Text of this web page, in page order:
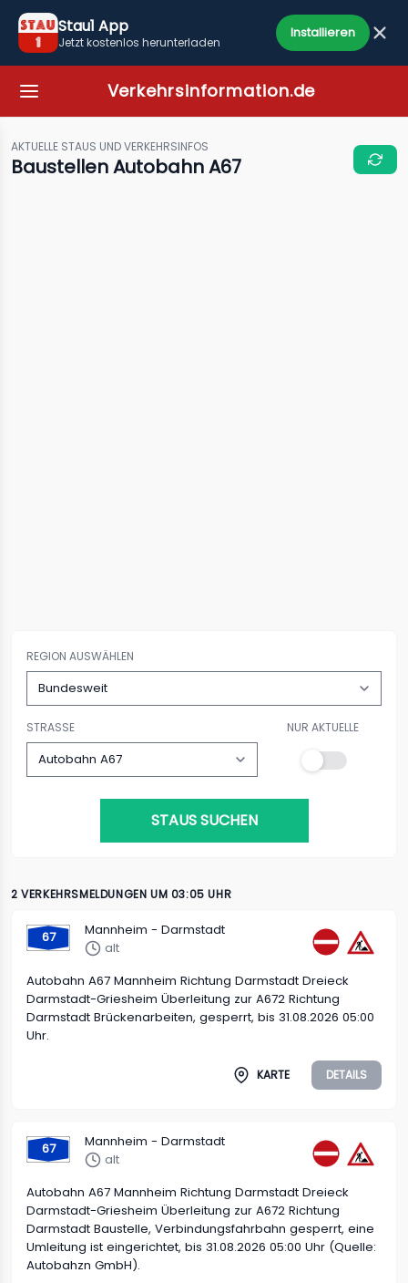
Stau1 App
Jetzt kostenlos herunterladen
Installieren
Verkehrsinformation.de
AKTUELLE STAUS UND VERKEHRSINFOS
Baustellen Autobahn A67
REGION AUSWÄHLEN
STRASSE NUR AKTUELLE
STAUS SUCHEN
2 VERKEHRSMELDUNGEN UM 03:05 UHR
67
Mannheim - Darmstadt
alt
Autobahn A67 Mannheim Richtung Darmstadt Dreieck
Darmstadt-Griesheim Überleitung zur A672 Richtung
Darmstadt Brückenarbeiten, gesperrt, bis 31.08.2026 05:00
Uhr.
KARTE DETAILS
67
Mannheim - Darmstadt
alt
Autobahn A67 Mannheim Richtung Darmstadt Dreieck
Darmstadt-Griesheim Überleitung zur A672 Richtung
Darmstadt Baustelle, Verbindungsfahrbahn gesperrt, eine
Umleitung ist eingerichtet, bis 31.08.2026 05:00 Uhr (Quelle:
Autobahzn GmbH).